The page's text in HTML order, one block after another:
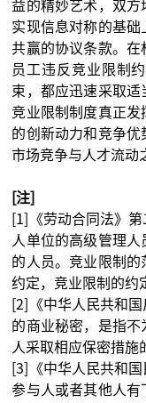
益的精妙艺术，双方
实现信息对称的基础
共赢的协议条款。在
员工违反竞业限制
束，都应迅速采取
竞业限制制度真正发
的创新动力和竞争优
市场竞争与人才流动
[注]
[1]《劳动合同法》
人单位的高级管理
的人员。竞业限制的
约定，竞业限制的约
[2]《中华人民共和
的商业秘密，是指不
人采取相应保密措
[3]《中华人民共和
参与人或者其他人有